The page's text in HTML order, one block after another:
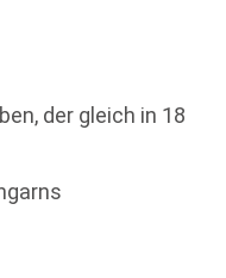
der gleich in 18